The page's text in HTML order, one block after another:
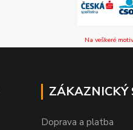
Na veškeré
ZÁKAZNICKÝ
Doprava a platba